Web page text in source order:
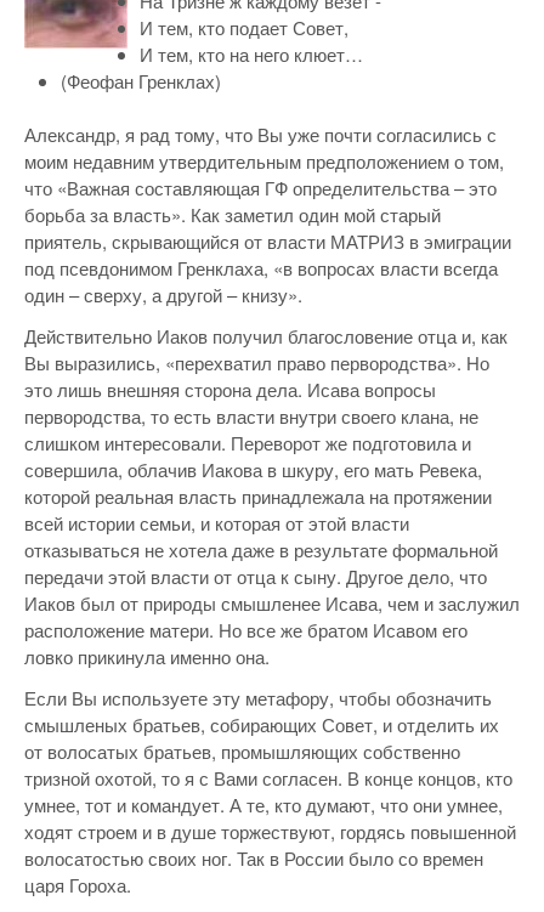
И тем, кто подает Совет,
И тем, кто на него клюет…
(Феофан Гренклах)
Александр, я рад тому, что Вы уже почти согласились с
моим недавним утвердительным предположением о том,
что «Важная составляющая ГФ определительства – это
борьба за власть». Как заметил один мой старый
приятель, скрывающийся от власти МАТРИЗ в эмиграции
под псевдонимом Гренклаха, «в вопросах власти всегда
один – сверху, а другой – книзу».
Действительно Иаков получил благословение отца и, как
Вы выразились, «перехватил право первородства». Но
это лишь внешняя сторона дела. Исава вопросы
первородства, то есть власти внутри своего клана, не
слишком интересовали. Переворот же подготовила и
совершила, облачив Иакова в шкуру, его мать Ревека,
которой реальная власть принадлежала на протяжении
всей истории семьи, и которая от этой власти
отказываться не хотела даже в результате формальной
передачи этой власти от отца к сыну. Другое дело, что
Иаков был от природы смышленее Исава, чем и заслужил
расположение матери. Но все же братом Исавом его
ловко прикинула именно она.
Если Вы используете эту метафору, чтобы обозначить
смышленых братьев, собирающих Совет, и отделить их
от волосатых братьев, промышляющих собственно
тризной охотой, то я с Вами согласен. В конце концов, кто
умнее, тот и командует. А те, кто думают, что они умнее,
ходят строем и в душе торжествуют, гордясь повышенной
волосатостью своих ног. Так в России было со времен
царя Гороха.